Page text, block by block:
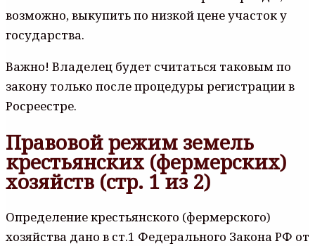
возможно, выкупить по низкой цене участок у
государства.
Важно! Владелец будет считаться таковым по
закону только после процедуры регистрации в
Росреестре.
Правовой режим земель
крестьянских (фермерских)
хозяйств (стр. 1 из 2)
Определение крестьянского (фермерского)
хозяйства дано в ст.1 Федерального Закона РФ от